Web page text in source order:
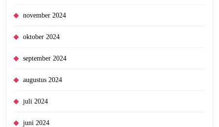
november 2024
oktober 2024
september 2024
augustus 2024
juli 2024
juni 2024